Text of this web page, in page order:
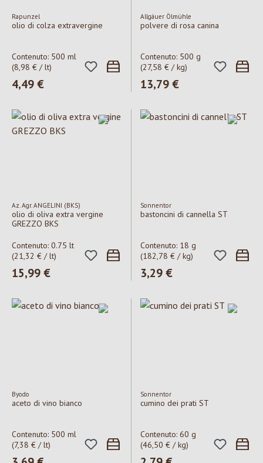
Rapunzel
olio di colza extravergine
Contenuto: 500 ml
(8,98 € / lt)
Prezzo normale:
4,49 €
Allgäuer Ölmühle
polvere di rosa canina
Contenuto: 500 g
(27,58 € / kg)
Prezzo normale:
13,79 €
Az. Agr. ANGELINI (BKS)
olio di oliva extra vergine
GREZZO BKS
Contenuto: 0.75 lt
(21,32 € / lt)
Prezzo normale:
15,99 €
Sonnentor
bastoncini di cannella ST
Contenuto: 18 g
(182,78 € / kg)
Prezzo normale:
3,29 €
Byodo
aceto di vino bianco
Contenuto: 500 ml
(7,38 € / lt)
Sonnentor
cumino dei prati ST
Contenuto: 60 g
(46,50 € / kg)